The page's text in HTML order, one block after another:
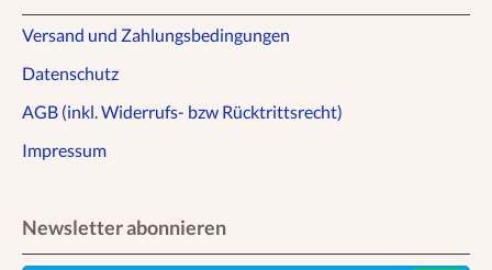
Versand und Zahlungsbedingungen
Datenschutz
AGB (inkl. Widerrufs- bzw Rücktrittsrecht)
Impressum
Newsletter abonnieren